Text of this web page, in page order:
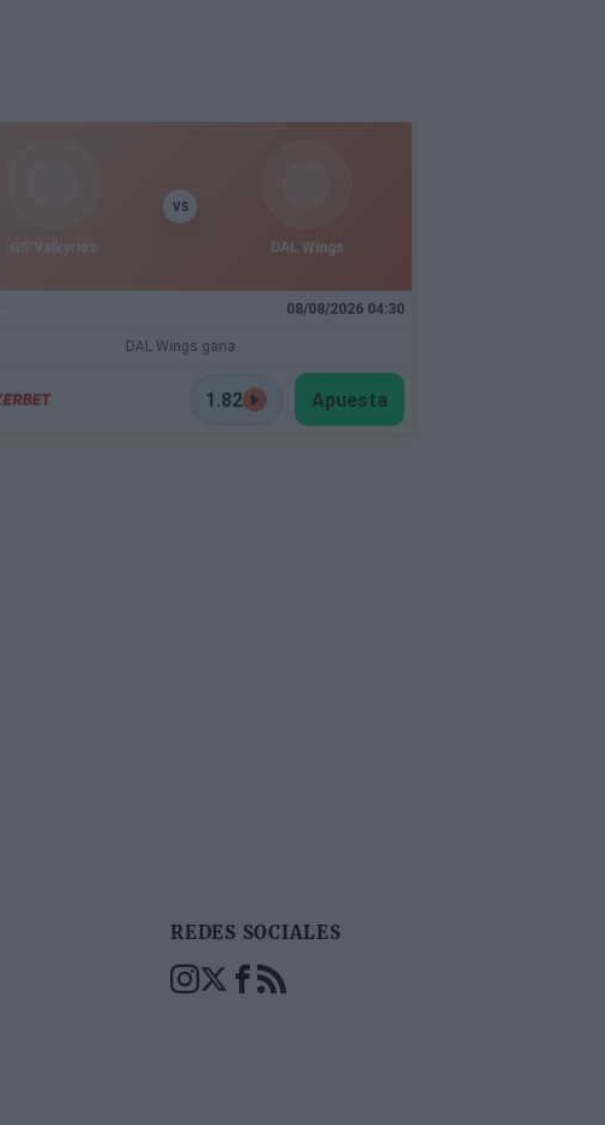
GS Valkyries
VS
DAL Wings
08/08/2026 04:30
DAL Wings gana
1.82 Apuesta
REDES SOCIALES